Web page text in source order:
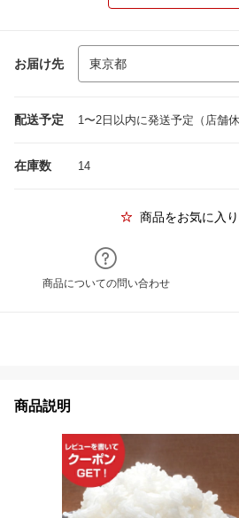
お届け先
配送予定 1〜2日以内に発送予定（店舗
在庫数 14
商品をお気に入
商品についての問い合わせ
商品説明